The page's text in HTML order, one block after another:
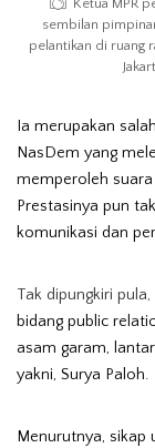
Ketua MPR
sembilan
pelantikan di ruang
Ia merupakan
NasDem yang
memperoleh suara
Prestasinya pun
komunikasi dan
Tak dipungkiri
bidang public
asam garam,
yakni, Surya Paloh.
Menurutnya, sikap